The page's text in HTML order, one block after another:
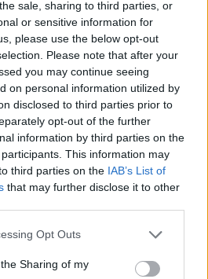
sale, sharing to third parties, or
or sensitive information for
please use the below opt-out
Please note that after your
you may continue seeing
on personal information utilized by
disclosed to third parties prior to
opt-out of the further
information by third parties on the
participants. This information may
third parties on the IAB’s List of
that may further disclose it to other
Opt Outs
Sharing of my
ali video, ki bi nas utegnila
•ptujinfo.com•pomurec.com
se na cajtng